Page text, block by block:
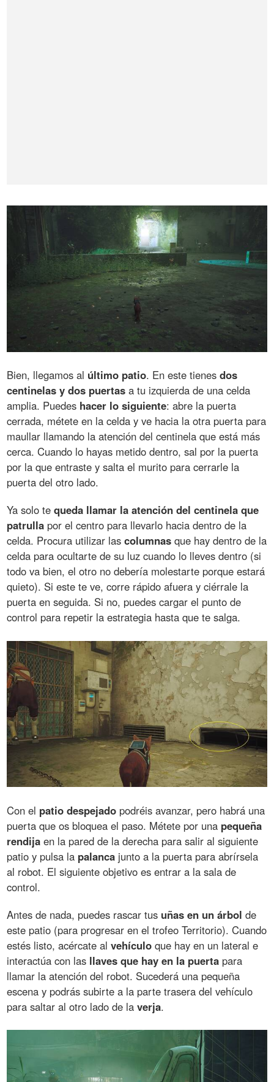
Bien, llegamos al último patio. En este tienesdos
centinelas y dos puertas a tu izquierda de una celda
amplia. Puedes hacer lo siguiente: abre la puerta
cerrada, métete en la celda y ve hacia la otra puerta para
maullar llamando la atención del centinela que está más
cerca. Cuando lo hayas metido dentro, sal por la puerta
por la que entraste y salta el murito para cerrarle la
puerta del otro lado.
Ya solo tequeda llamar la atención del centinela que
patrulla por el centro para llevarlo hacia dentro de la
celda. Procura utilizar lascolumnas que hay dentro de la
celda para ocultarte de su luz cuando lo lleves dentro (si
todo va bien, el otro no debería molestarte porque estará
quieto). Si este te ve, corre rápido afuera y ciérrale la
puerta en seguida. Si no, puedes cargar el punto de
control para repetir la estrategia hasta que te salga.
Con el patio despejado podréis avanzar, pero habrá una
puerta que os bloquea el paso. Métete por una pequeña
rendija en la pared de la derecha para salir al siguiente
patio y pulsa la palanca junto a la puerta para abrírsela
al robot. El siguiente objetivo es entrar a la sala de
control.
Antes de nada, puedes rascar tus uñas en un árbol de
este patio (para progresar en el trofeo Territorio). Cuando
estés listo, acércate alvehículo que hay en un lateral e
interactúa con las llaves que hay en la puerta para
llamar la atención del robot. Sucederá una pequeña
escena y podrás subirte a la parte trasera del vehículo
para saltar al otro lado de laverja.